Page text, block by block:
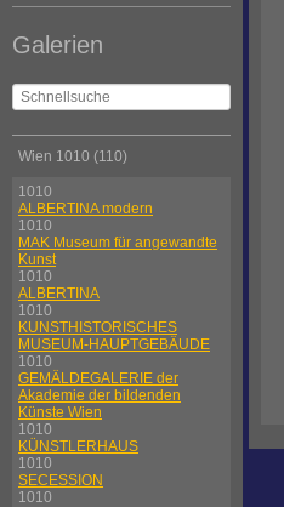
Galerien
Wien 1010 (110)
1010
ALBERTINA modern
1010
MAK Museum für angewandte
Kunst
1010
ALBERTINA
1010
KUNSTHISTORISCHES
MUSEUM-HAUPTGEBÄUDE
1010
GEMÄLDEGALERIE der
Akademie der bildenden
Künste Wien
1010
KÜNSTLERHAUS
1010
SECESSION
1010